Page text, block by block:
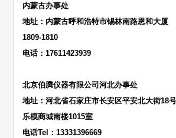
内蒙古办事处
地址：内蒙古呼和浩特市锡林南路恩和大厦
1809-1810
电话：17611423939
北京伯腾仪器有限公司河北办事处
地址：河北省石家庄市长安区平安北大街18号
乐模商城南楼1015室
电话Tel：13331396669